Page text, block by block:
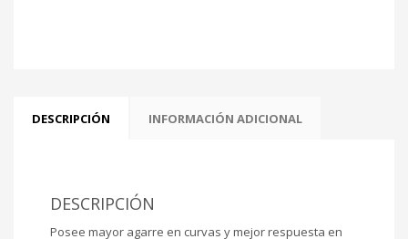
DESCRIPCIÓN INFORMACIÓN ADICIONAL
DESCRIPCIÓN
Posee mayor agarre en curvas y mejor respuesta en